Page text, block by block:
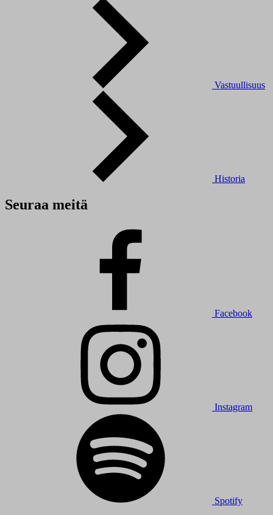
Vastuullisuus
Historia
Seuraa meitä
Facebook
Instagram
Spotify